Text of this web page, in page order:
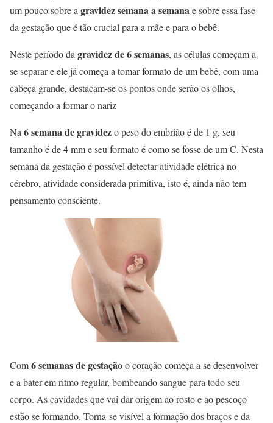
um pouco sobre a gravidez semana a semanae sobre essa fase
da gestação que é tão crucial para a mãe e para o bebê.
Neste período da gravidez de 6 semanas, as células começam a
se separar e ele já começa a tomar formato de um bebê, com uma
cabeça grande, destacam-se os pontos onde serão os olhos,
começando a formar o nariz
Na 6 semana de gravidezo peso do embrião é de 1 g, seu
tamanho é de 4 mm e seu formato é como se fosse de um C. Nesta
semana da gestação é possível detectar atividade elétrica no
cérebro, atividade considerada primitiva, isto é, ainda não tem
pensamento consciente.
Com6 semanas de gestaçãoo coração começa a se desenvolver
e a bater em ritmo regular, bombeando sangue para todo seu
corpo. As cavidades que vai dar origem ao rosto e ao pescoço
estão se formando. Torna-se visível a formação dos braços e da